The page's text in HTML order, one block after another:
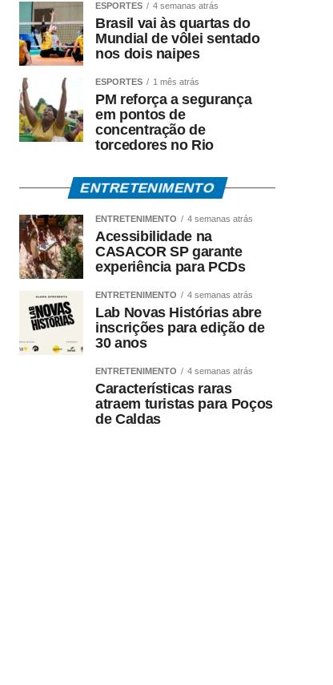
ESPORTES 4 semanas atrás
Brasil vai às quartas do
Mundial de vôlei sentado
nos dois naipes
ESPORTES 1 mês atrás
PM reforça a segurança
em pontos de
concentração de
torcedores no Rio
ENTRETENIMENTO
ENTRETENIMENTO 4 semanas atrás
Acessibilidade na
CASACOR SP garante
experiência para PCDs
ENTRETENIMENTO 4 semanas atrás
Lab Novas Histórias abre
inscrições para edição de
30 anos
ENTRETENIMENTO 4 semanas atrás
Características raras
atraem turistas para Poços
de Caldas